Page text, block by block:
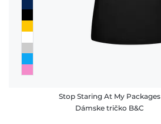
Stop Staring At My Packages
Dámske tričko B&C